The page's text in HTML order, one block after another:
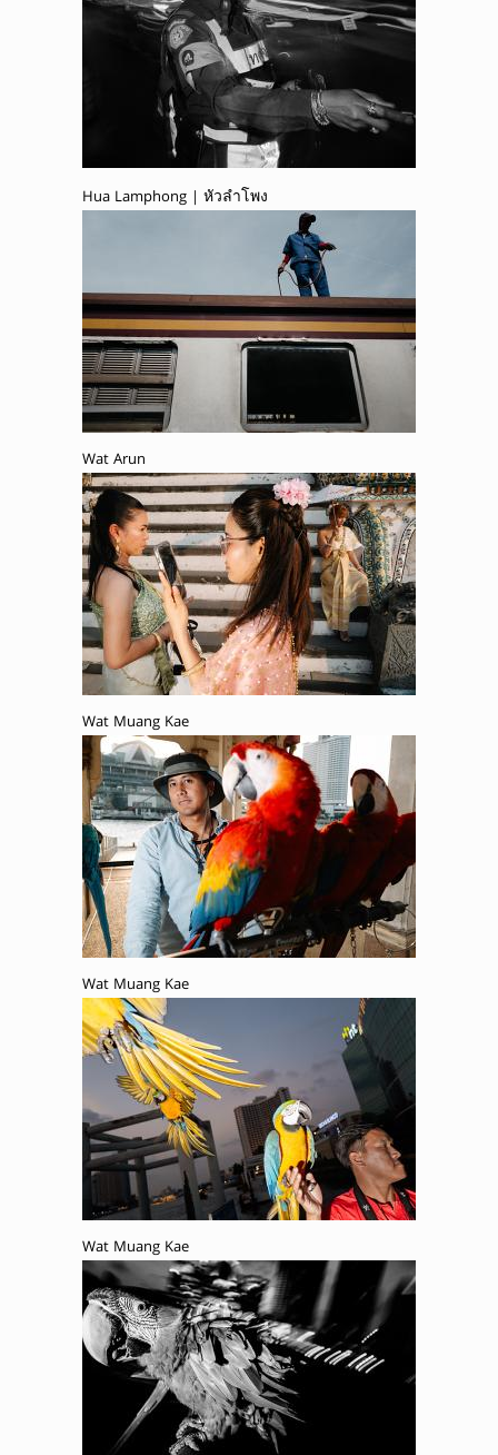
Hua Lamphong | หัวลำโพง
Wat Arun
Wat Muang Kae
Wat Muang Kae
Wat Muang Kae